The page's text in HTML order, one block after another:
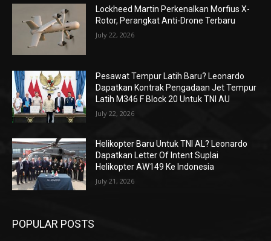
Lockheed Martin Perkenalkan Morfius X-
Rotor, Perangkat Anti-Drone Terbaru
July 22, 2026
Pesawat Tempur Latih Baru? Leonardo
Dapatkan Kontrak Pengadaan Jet Tempur
Latih M346 F Block 20 Untuk TNI AU
July 22, 2026
Helikopter Baru Untuk TNI AL? Leonardo
Dapatkan Letter Of Intent Suplai
Helikopter AW149 Ke Indonesia
July 21, 2026
POPULAR POSTS